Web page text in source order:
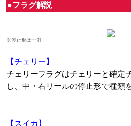
●フラグ解説
※停止形は一例
【チェリー】
チェリーフラグはチェリーと確定
し、中・右リールの停止形で種類
【スイカ】